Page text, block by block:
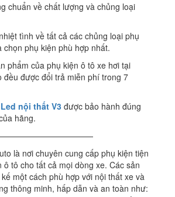
chuẩn về chất lượng và chủng loại
tình về tất cả các chủng loại phụ
chọn phụ kiện phù hợp nhất.
phẩm của phụ kiện ô tô xe hơi tại
đều được đổi trả miễn phí trong 7
nội thất V3được bảo hành đúng
hãng.
là nơi chuyên cung cấp phụ kiện tiện
ô tô cho tất cả mọi dòng xe. Các sản
một cách phù hợp với nội thất xe và
thông minh, hấp dẫn và an toàn như: